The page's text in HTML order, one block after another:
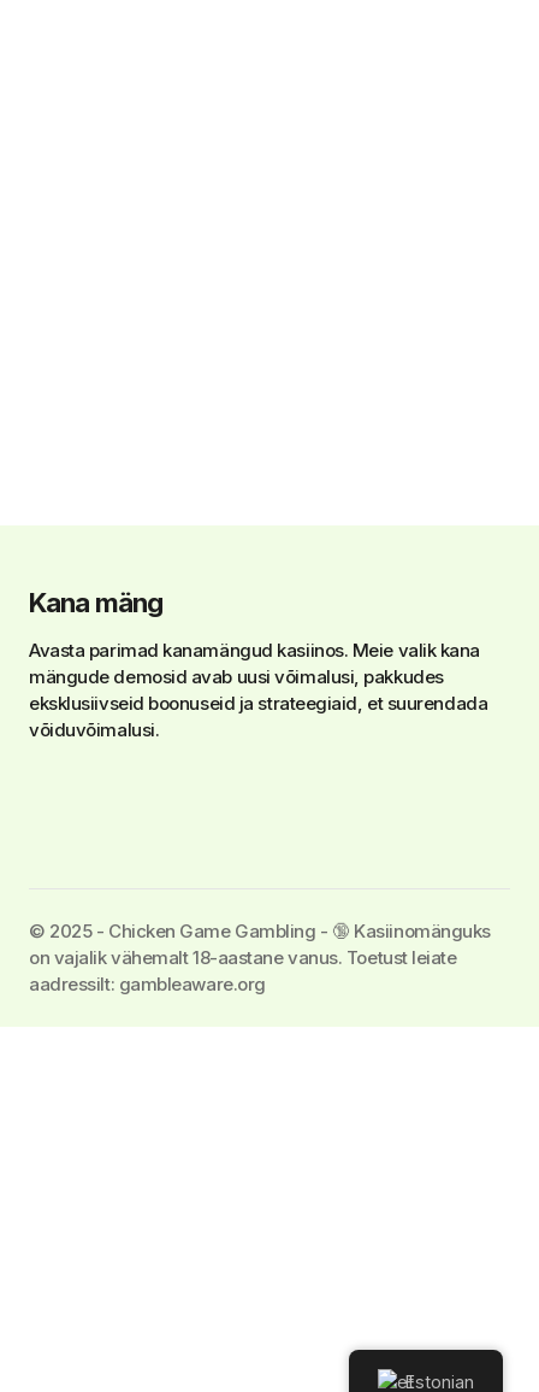
Kana mäng
Avasta parimad kanamängud kasiinos. Meie valik kana
mängude demosid avab uusi võimalusi, pakkudes
eksklusiivseid boonuseid ja strateegiaid, et suurendada
võiduvõimalusi.
©️ 2025 - Chicken Game Gambling - 🔞 Kasiinomänguks
on vajalik vähemalt 18-aastane vanus. Toetust leiate
aadressilt: gambleaware.org
Estonian